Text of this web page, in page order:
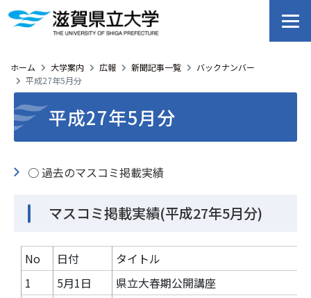
ホーム 大学案内 広報 新聞記事一覧
バックナンバー
平成27年5月分
平成27年5月分
○ 過去のマスコミ掲載実績
マスコミ掲載実績(平成27年5月分)
No 日付
タイトル
1
5月1日
県立大春期公開講座